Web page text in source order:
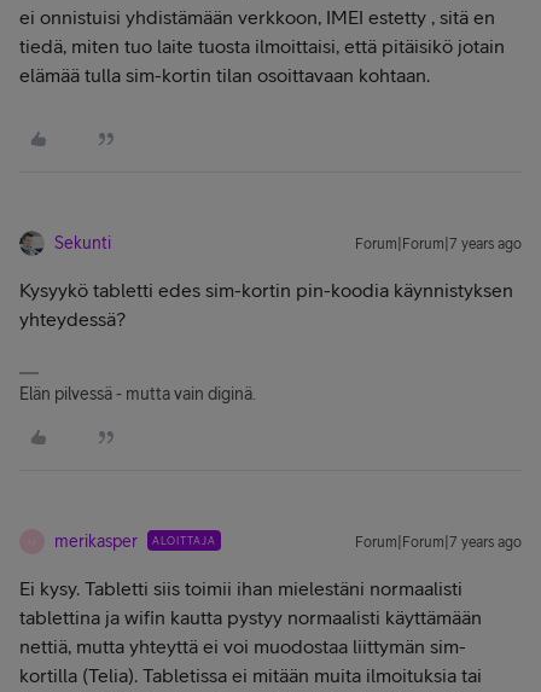
ei onnistuisi yhdistämään verkkoon, IMEI estetty , sitä en
tiedä, miten tuo laite tuosta ilmoittaisi, että pitäisikö jotain
elämää tulla sim-kortin tilan osoittavaan kohtaan.
Sekunti Forum|Forum|7 years ago
Kysyykö tabletti edes sim-kortin pin-koodia käynnistyksen
yhteydessä?
Elän pilvessä - mutta vain diginä.
merikasper ALOITTAJA Forum|Forum|7 years ago
Ei kysy. Tabletti siis toimii ihan mielestäni normaalisti
tablettina ja wifin kautta pystyy normaalisti käyttämään
nettiä, mutta yhteyttä ei voi muodostaa liittymän sim-
kortilla (Telia). Tabletissa ei mitään muita ilmoituksia tai